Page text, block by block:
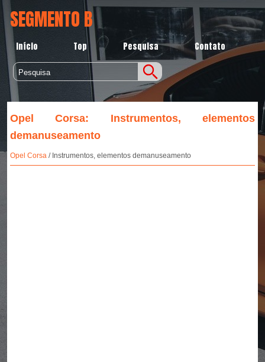
SEGMENTO B
Início Top Pesquisa Contato
Opel Corsa: Instrumentos, elementos
demanuseamento
Opel Corsa/ Instrumentos, elementos demanuseamento